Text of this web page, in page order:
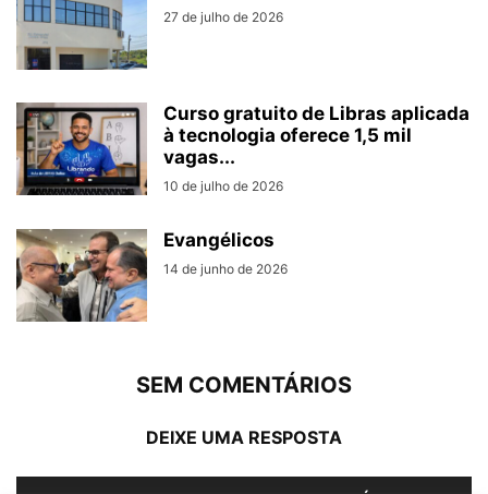
27 de julho de 2026
Curso gratuito de Libras aplicada
à tecnologia oferece 1,5 mil
vagas...
10 de julho de 2026
Evangélicos
14 de junho de 2026
SEM COMENTÁRIOS
DEIXE UMA RESPOSTA